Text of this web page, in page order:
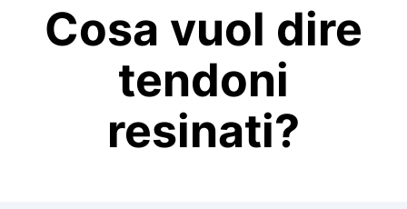
Cosa vuol dire
tendoni
resinati?